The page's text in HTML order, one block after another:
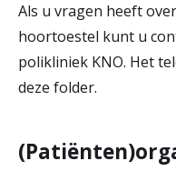
Als u vragen heeft
hoortoestel kunt u
polikliniek KNO. Het
deze folder.